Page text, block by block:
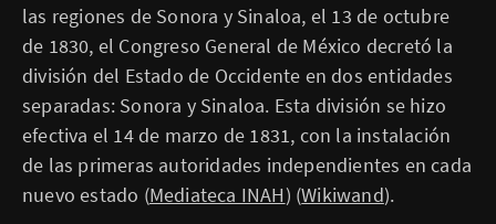
las regiones de Sonora y Sinaloa, el 13 de octubre
de 1830, el Congreso General de México decretó la
división del Estado de Occidente en dos entidades
separadas: Sonora y Sinaloa. Esta división se hizo
efectiva el 14 de marzo de 1831, con la instalación
de las primeras autoridades independientes en cada
nuevo estado​ (Mediateca INAH)​​ (Wikiwand)​.